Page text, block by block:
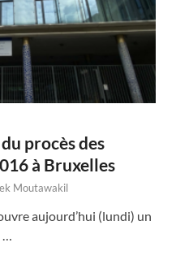
procès des
à Bruxelles
Moutawakil
aujourd’hui (lundi) un